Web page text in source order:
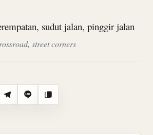
sudut jalan, pinggir jalan
street corners
TelegramLine Salin